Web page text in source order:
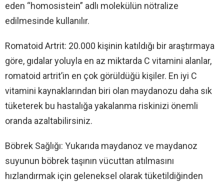
eden “homosistein” adlı molekülün nötralize
edilmesinde kullanılır.
Romatoid Artrit: 20.000 kişinin katıldığı bir araştırmaya
göre, gıdalar yoluyla en az miktarda C vitamini alanlar,
romatoid artrit’in en çok görüldüğü kişiler. En iyi C
vitamini kaynaklarından biri olan maydanozu daha sık
tüketerek bu hastalığa yakalanma riskinizi önemli
oranda azaltabilirsiniz.
Böbrek Sağlığı: Yukarıda maydanoz ve maydanoz
suyunun böbrek taşının vücuttan atılmasını
hızlandırmak için geleneksel olarak tüketildiğinden